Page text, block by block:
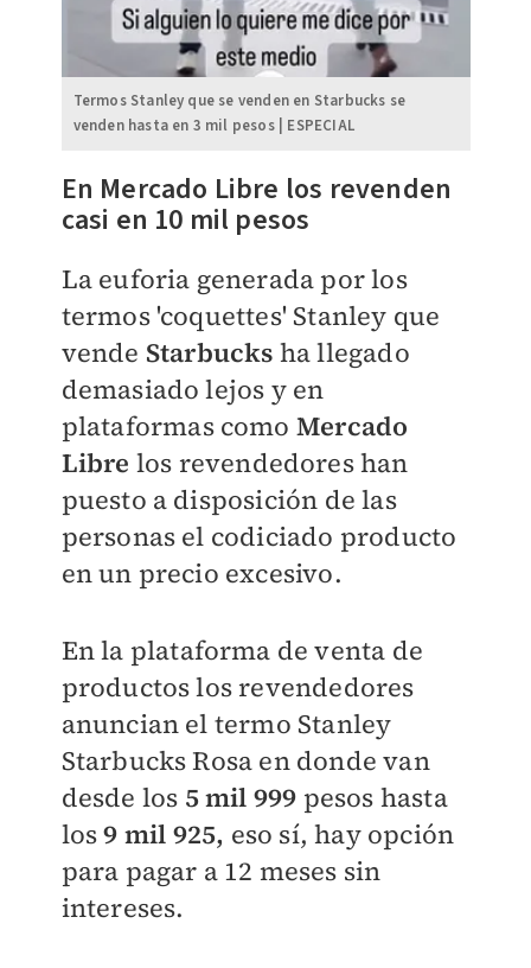
Termos Stanley que se venden en Starbucks se
venden hasta en 3 mil pesos | ESPECIAL
En Mercado Libre los revenden
casi en 10 mil pesos
La euforia generada por los
termos 'coquettes' Stanley que
vende Starbucks ha llegado
demasiado lejos y en
plataformas como Mercado
Libre los revendedores han
puesto a disposición de las
personas el codiciado producto
en un precio excesivo.
En la plataforma de venta de
productos los revendedores
anuncian el termo Stanley
Starbucks Rosa en donde van
desde los 5 mil 999 pesos hasta
los9 mil 925, eso sí, hay opción
para pagar a 12 meses sin
intereses.